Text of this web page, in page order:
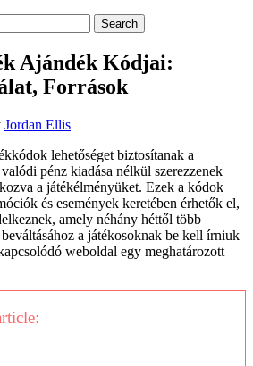
Ajándék Kódjai:
Források
Jordan Ellis
lehetőséget biztosítanak a
pénz kiadása nélkül szerezzenek
a játékélményüket. Ezek a kódok
és események keretében érhetők el,
amely néhány héttől több
a játékosoknak be kell írniuk
weboldal egy meghatározott